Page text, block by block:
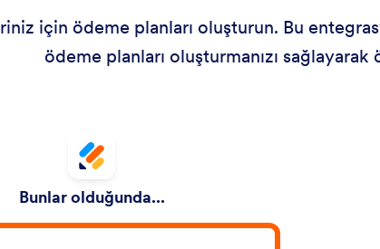
için ödeme planları oluşturun. Bu
ödeme planları oluşturmanızı
Bunlar olduğunda...